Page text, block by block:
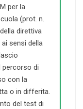
per la
(prot. n.
direttiva
sensi della
percorso di
con la
o in differita.
del test di